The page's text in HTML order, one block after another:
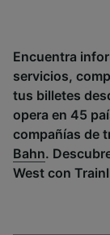
Encuentra
servicios,
tus billetes
opera en 45
compañías de
Bahn.
West con